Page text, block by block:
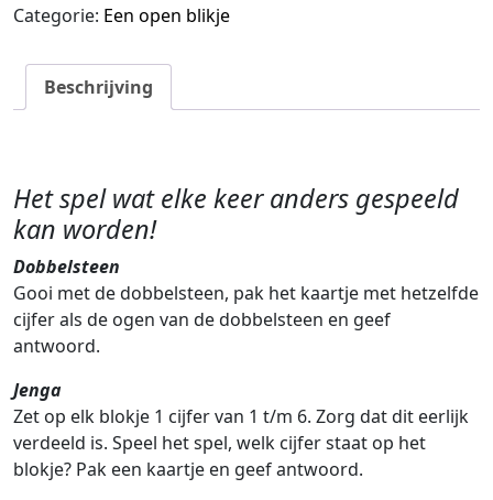
||
blik
Categorie: Een open blikje
Beschrijving
Het spel wat elke keer anders gespeeld
kan worden!
Dobbelsteen
Gooi met de dobbelsteen, pak het kaartje met hetzelfde
cijfer als de ogen van de dobbelsteen en geef
antwoord.
Jenga
Zet op elk blokje 1 cijfer van 1 t/m 6. Zorg dat dit eerlijk
verdeeld is. Speel het spel, welk cijfer staat op het
blokje? Pak een kaartje en geef antwoord.